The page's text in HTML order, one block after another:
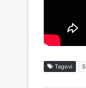
Tagovi